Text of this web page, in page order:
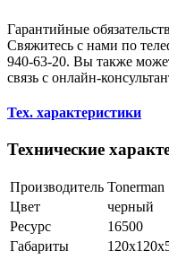
Гарантийные
Свяжитесь с нами по
940-63-20. Вы также
связь с онлайн-
Тех. характеристики
Технические
Производитель Tonerman
Цвет
черный
Ресурс
16500
Габариты